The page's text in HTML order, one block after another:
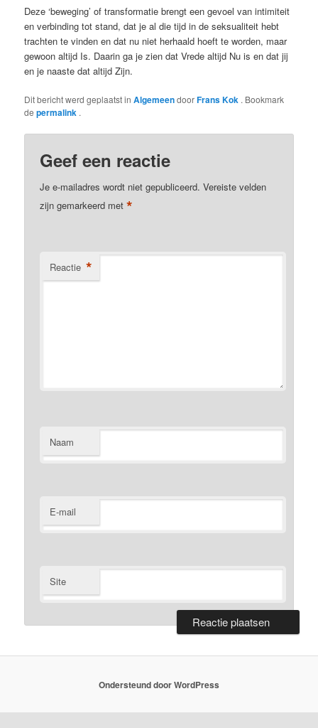
Deze ‘beweging’ of transformatie brengt een gevoel van intimiteit
en verbinding tot stand, dat je al die tijd in de seksualiteit hebt
trachten te vinden en dat nu niet herhaald hoeft te worden, maar
gewoon altijd Is. Daarin ga je zien dat Vrede altijd Nu is en dat jij
en je naaste dat altijd Zijn.
Dit bericht werd geplaatst inAlgemeendoorFrans Kok . Bookmark
depermalink .
Geef een reactie
Je e-mailadres wordt niet gepubliceerd. Vereiste velden
zijn gemarkeerd met*
Reactie *
Naam
E-mail
Site
Ondersteund door WordPress